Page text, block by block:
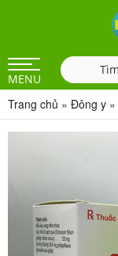
MENU
Trang chủ » Đông y »